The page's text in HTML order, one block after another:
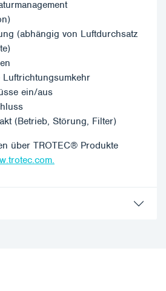
(abhängig von Luftdurchsatz
ein/aus
(Betrieb, Störung, Filter)
über TROTEC® Produkte